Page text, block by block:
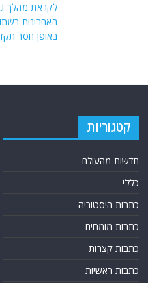
לקראת מהלך
האחרונות
באופן חסר
קטגוריות
חדשות מהעולם
כללי
כתבות היסטוריה
כתבות מומחים
כתבות קצרות
כתבות ראשיות